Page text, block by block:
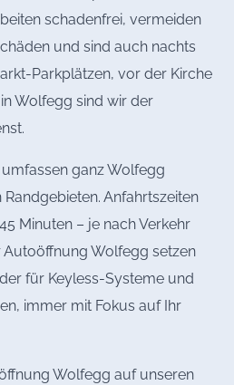
schadenfrei, vermeiden
und sind auch nachts
Parkplätzen, vor der Kirche
Wolfegg sind wir der
ganz Wolfegg
Anfahrtszeiten
Minuten – je nach Verkehr
Autoöffnung Wolfegg setzen
für Keyless-Systeme und
immer mit Fokus auf Ihr
Wolfegg auf unseren